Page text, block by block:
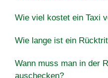
Wie viel kostet ein Taxi
Wie lange ist ein
Wann muss man in der
auschecken?